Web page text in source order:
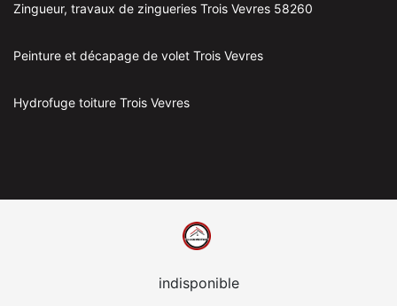
Zingueur, travaux de zingueries Trois Vevres 58260
Peinture et décapage de volet Trois Vevres
Hydrofuge toiture Trois Vevres
indisponible